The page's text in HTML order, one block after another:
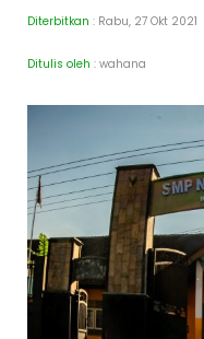
Diterbitkan : Rabu, 27 Okt 2021
Ditulis oleh : wahana